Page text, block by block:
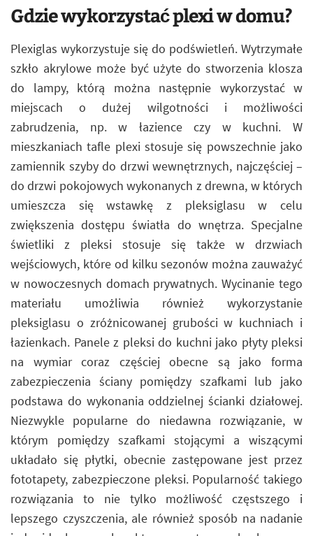
Gdzie wykorzystać plexi w domu?
Plexiglas wykorzystuje się do podświetleń. Wytrzymałe
szkło akrylowe może być użyte do stworzenia klosza
do lampy, którą można następnie wykorzystać w
miejscach o dużej wilgotności i możliwości
zabrudzenia, np. w łazience czy w kuchni. W
mieszkaniach tafle plexi stosuje się powszechnie jako
zamiennik szyby do drzwi wewnętrznych, najczęściej –
do drzwi pokojowych wykonanych z drewna, w których
umieszcza się wstawkę z pleksiglasu w celu
zwiększenia dostępu światła do wnętrza. Specjalne
świetliki z pleksi stosuje się także w drzwiach
wejściowych, które od kilku sezonów można zauważyć
w nowoczesnych domach prywatnych. Wycinanie tego
materiału umożliwia również wykorzystanie
pleksiglasu o zróżnicowanej grubości w kuchniach i
łazienkach. Panele z pleksi do kuchni jako płyty pleksi
na wymiar coraz częściej obecne są jako forma
zabezpieczenia ściany pomiędzy szafkami lub jako
podstawa do wykonania oddzielnej ścianki działowej.
Niezwykle popularne do niedawna rozwiązanie, w
którym pomiędzy szafkami stojącymi a wiszącymi
układało się płytki, obecnie zastępowane jest przez
fototapety, zabezpieczone pleksi. Popularność takiego
rozwiązania to nie tylko możliwość częstszego i
lepszego czyszczenia, ale również sposób na nadanie